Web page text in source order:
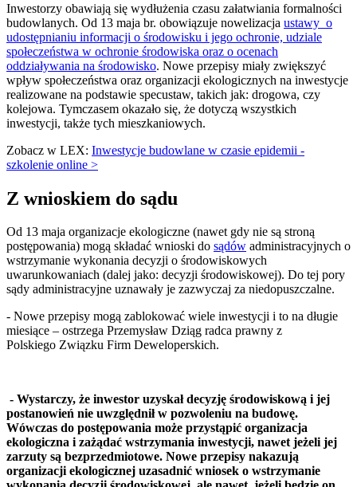
Inwestorzy obawiają się wydłużenia czasu załatwiania formalności
budowlanych. Od 13 maja br. obowiązuje nowelizacja ustawy o
udostępnianiu informacji o środowisku i jego ochronie, udziale
społeczeństwa w ochronie środowiska oraz o ocenach
oddziaływania na środowisko. Nowe przepisy miały zwiększyć
wpływ społeczeństwa oraz organizacji ekologicznych na inwestycje
realizowane na podstawie specustaw, takich jak: drogowa, czy
kolejowa. Tymczasem okazało się, że dotyczą wszystkich
inwestycji, także tych mieszkaniowych.
Zobacz w LEX: Inwestycje budowlane w czasie epidemii -
szkolenie online >
Z wnioskiem do sądu
Od 13 maja organizacje ekologiczne (nawet gdy nie są stroną
postępowania) mogą składać wnioski do sądów administracyjnych o
wstrzymanie wykonania decyzji o środowiskowych
uwarunkowaniach (dalej jako: decyzji środowiskowej). Do tej pory
sądy administracyjne uznawały je zazwyczaj za niedopuszczalne.
- Nowe przepisy mogą zablokować wiele inwestycji i to na długie
miesiące – ostrzega Przemysław Dziąg radca prawny z
Polskiego Związku Firm Deweloperskich.
- Wystarczy, że inwestor uzyskał decyzję środowiskową i jej
postanowień nie uwzględnił w pozwoleniu na budowę.
Wówczas do postępowania może przystąpić organizacja
ekologiczna i zażądać wstrzymania inwestycji, nawet jeżeli jej
zarzuty są bezprzedmiotowe. Nowe przepisy nakazują
organizacji ekologicznej uzasadnić wniosek o wstrzymanie